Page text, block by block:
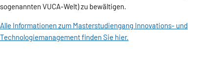
sogenannten VUCA-Welt) zu bewältigen.
Alle Informationen zum Masterstudiengang Innovations- und
Technologiemanagement finden Sie hier.